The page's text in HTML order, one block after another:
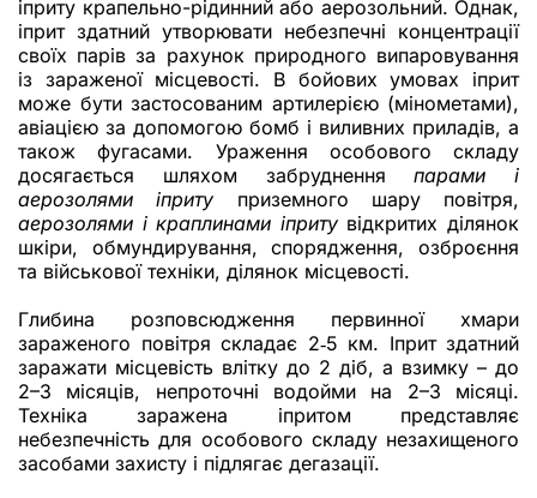
іприту крапельно-рідинний або аерозольний. Однак,
іприт здатний утворювати небезпечні концентрації
своїх парів за рахунок природного випаровування
із зараженої місцевості. В бойових умовах іприт
може бути застосованим артилерією (мінометами),
авіацією за допомогою бомб і виливних приладів, а
також фугасами. Ураження особового складу
досягається шляхом забрудненняпарами і
аерозолями іприту приземного шару повітря,
аерозолями і краплинами іпритувідкритих ділянок
шкіри, обмундирування, спорядження, озброєння
та військової техніки, ділянок місцевості.
Глибина розповсюдження первинної хмари
зараженого повітря складає 2‑5 км. Іприт здатний
заражати місцевість влітку до 2 діб, а взимку – до
2–3 місяців, непроточні водойми на 2–3 місяці.
Техніка заражена іпритом представляє
небезпечність для особового складу незахищеного
засобами захисту і підлягає дегазації.